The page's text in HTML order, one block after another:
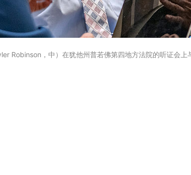
Robinson，中）在犹他州普若佛第四地方法院的听证会